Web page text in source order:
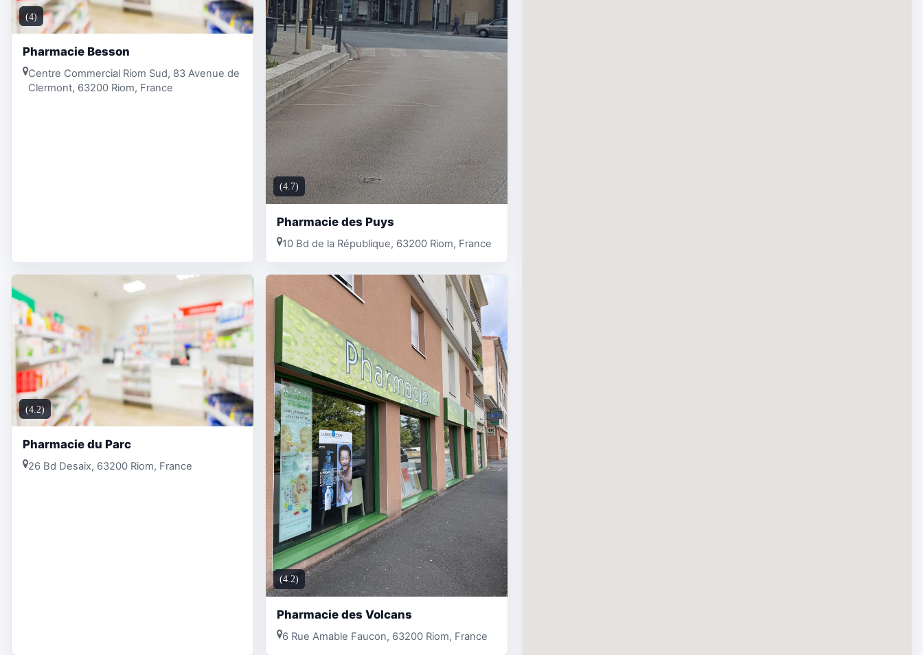
(4)
Pharmacie Besson
Centre Commercial Riom Sud, 83 Avenue de
Clermont, 63200 Riom, France
(4.7)
Pharmacie des Puys
10 Bd de la République, 63200 Riom, France
(4.2)
Pharmacie du Parc
26 Bd Desaix, 63200 Riom, France
(4.2)
Pharmacie des Volcans
6 Rue Amable Faucon, 63200 Riom, France